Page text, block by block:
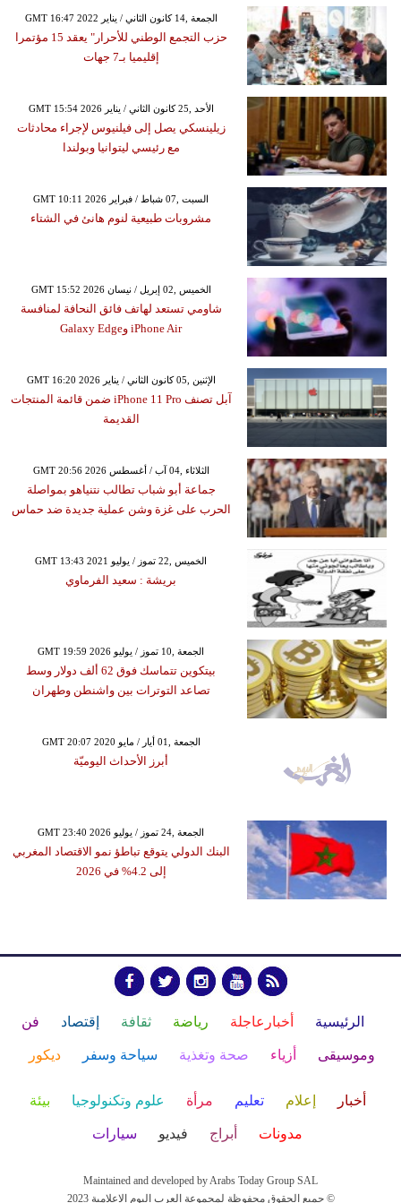
GMT 16:47 2022 الجمعة ,14 كانون الثاني / يناير
حزب التجمع الوطني للأحرار" يعقد 15 مؤتمرا
إقليميا بـ7 جهات
GMT 15:54 2026 الأحد ,25 كانون الثاني / يناير
زيلينسكي يصل إلى فيلنيوس لإجراء محادثات
مع رئيسي ليتوانيا وبولندا
GMT 10:11 2026 السبت ,07 شباط / فبراير
مشروبات طبيعية لنوم هانئ في الشتاء
GMT 15:52 2026 الخميس ,02 إبريل / نيسان
شاومي تستعد لهاتف فائق النحافة لمنافسة
iPhone Air وGalaxy Edge
GMT 16:20 2026 الإثنين ,05 كانون الثاني / يناير
آبل تصنف iPhone 11 Pro ضمن قائمة المنتجات
القديمة
GMT 20:56 2026 الثلاثاء ,04 آب / أغسطس
جماعة أبو شباب تطالب نتنياهو بمواصلة
الحرب على غزة وشن عملية جديدة ضد حماس
GMT 13:43 2021 الخميس ,22 تموز / يوليو
بريشة : سعيد الفرماوي
GMT 19:59 2026 الجمعة ,10 تموز / يوليو
بيتكوين تتماسك فوق 62 ألف دولار وسط
تصاعد التوترات بين واشنطن وطهران
GMT 20:07 2020 الجمعة ,01 أيار / مايو
أبرز الأحداث اليوميّة
GMT 23:40 2026 الجمعة ,24 تموز / يوليو
البنك الدولي يتوقع تباطؤ نمو الاقتصاد المغربي
إلى 4.2% في 2026
الرئيسية أخبارعاجلة رياضة ثقافة إقتصاد فن
وموسيقى أزياء صحة وتغذية سياحة وسفر ديكور
أخبار إعلام تعليم مرأة علوم وتكنولوجيا بيئة
مدونات أبراج فيديو سيارات
Maintained and developed by Arabs Today Group SAL
جميع الحقوق محفوظة لمجموعة العرب اليوم الاعلامية 2023 ©